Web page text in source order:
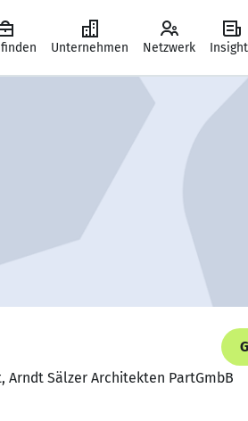
finden Unternehmen Netzwerk
Sälzer Architekten PartGmbB